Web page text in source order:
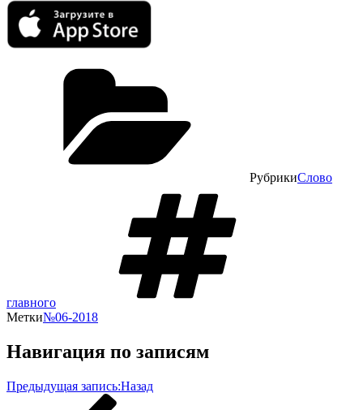
РубрикиСлово
главного
Метки№06-2018
Навигация по записям
Предыдущая запись:Назад